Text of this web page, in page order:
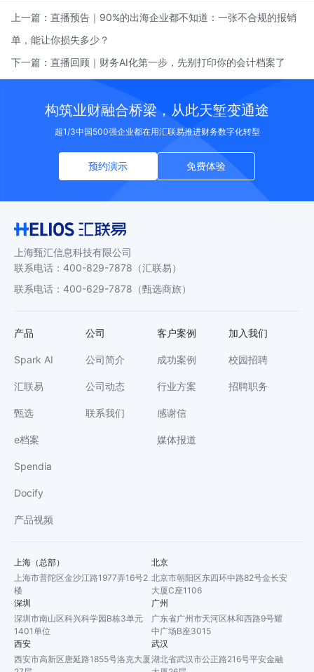
上一篇： 直播预告｜90%的出海企业都不知道：一张不合规的报销
单，能让你损失多少？
下一篇： 直播回顾｜财务AI化第一步，先别打印你的会计档案了
构筑业财融合桥梁，从此天堑变通途
超1/3中国500强企业都在用汇联易推进财务数字化转型
预约演示 免费体验
上海甄汇信息科技有限公司
联系电话 ： 400-829-7878 （汇联易）
联系电话 ： 400-629-7878 （甄选商旅）
产品
Spark AI
汇联易
甄选
e档案
Spendia
Docify
产品视频
公司
公司简介
公司动态
联系我们
客户案例
成功案例
行业方案
感谢信
媒体报道
加入我们
校园招聘
招聘职务
上海（总部）
上海市普陀区金沙江路1977弄16号2
楼
北京
北京市朝阳区东四环中路82号金长安
大厦C座1106
深圳
深圳市南山区科兴科学园B栋3单元
1401单位
广州
广东省广州市天河区林和西路9号耀
中广场B座3015
西安
西安市高新区唐延路1855号洛克大厦
武汉
湖北省武汉市公正路216号平安金融